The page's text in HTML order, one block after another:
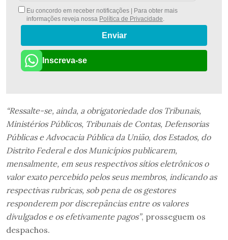
Eu concordo em receber notificações | Para obter mais
informações reveja nossa Política de Privacidade.
Enviar
Inscreva-se
“Ressalte-se, ainda, a obrigatoriedade dos Tribunais,
Ministérios Públicos, Tribunais de Contas, Defensorias
Públicas e Advocacia Pública da União, dos Estados, do
Distrito Federal e dos Municípios publicarem,
mensalmente, em seus respectivos sítios eletrônicos o
valor exato percebido pelos seus membros, indicando as
respectivas rubricas, sob pena de os gestores
responderem por discrepâncias entre os valores
divulgados e os efetivamente pagos”, prosseguem os
despachos.